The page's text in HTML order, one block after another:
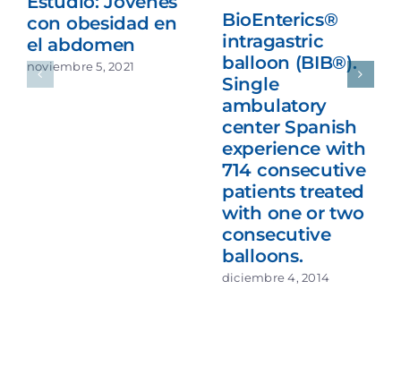
con obesidad en
el abdomen
noviembre 5, 2021
BioEnterics®
intragastric
balloon (BIB®).
Single
ambulatory
center Spanish
experience with
714 consecutive
patients treated
with one or two
consecutive
balloons.
diciembre 4, 2014